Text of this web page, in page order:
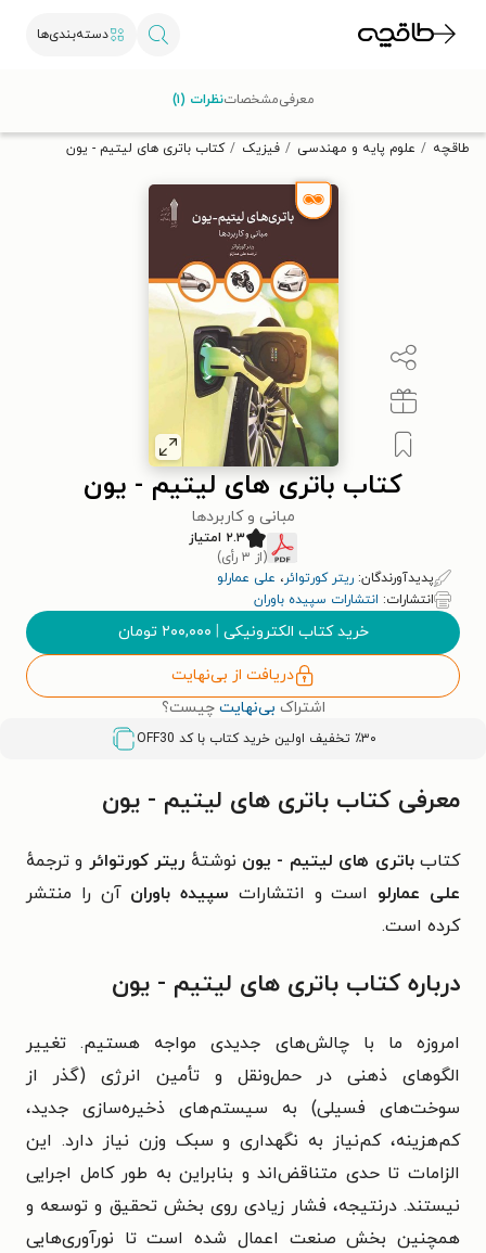
دسته‌بندی‌ها
تخفیف از طاقچه دریافت کن.
طاقچه علوم پایه و مهندسی فیزیک کتاب باتری های لیتیم - یون
کتاب باتری های لیتیم - یون
مبانی و کاربردها
۲.۳ امتیاز
(از ۳ رأی)
پدیدآورندگان: ریتر کورتوائر، علی عمارلو
انتشارات: انتشارات سپیده باوران
خرید کتاب الکترونیکی | ۲۰۰,۰۰۰ تومان
دریافت از بی‌نهایت
اشتراک بی‌نهایت چیست؟
٪۳۰ تخفیف اولین خرید کتاب با کد OFF30
معرفیمشخصاتنظرات (۱)
معرفی کتاب باتری های لیتیم - یون
کتابباتری های لیتیم - یون نوشتهٔ ریتر کورتوائر و ترجمهٔ
علی عمارلو است و انتشارات سپیده باوران آن را منتشر
کرده است.
درباره کتاب باتری های لیتیم - یون
امروزه ما با چالش‌های جدیدی مواجه هستیم. تغییر
الگوهای ذهنی در حمل‌ونقل و تأمین انرژی (گذر از
سوخت‌های فسیلی) به سیستم‌های ذخیره‌سازی جدید،
کم‌هزینه، کم‌نیاز به نگهداری و سبک وزن نیاز دارد. این
الزامات تا حدی متناقض‌اند و بنابراین به طور کامل اجرایی
نیستند. درنتیجه، فشار زیادی روی بخش تحقیق و توسعه و
همچنین بخش صنعت اعمال شده است تا نورآوری‌هایی